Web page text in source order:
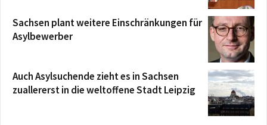
Sachsen plant weitere Einschränkungen für
Asylbewerber
Auch Asylsuchende zieht es in Sachsen
zuallererst in die weltoffene Stadt Leipzig